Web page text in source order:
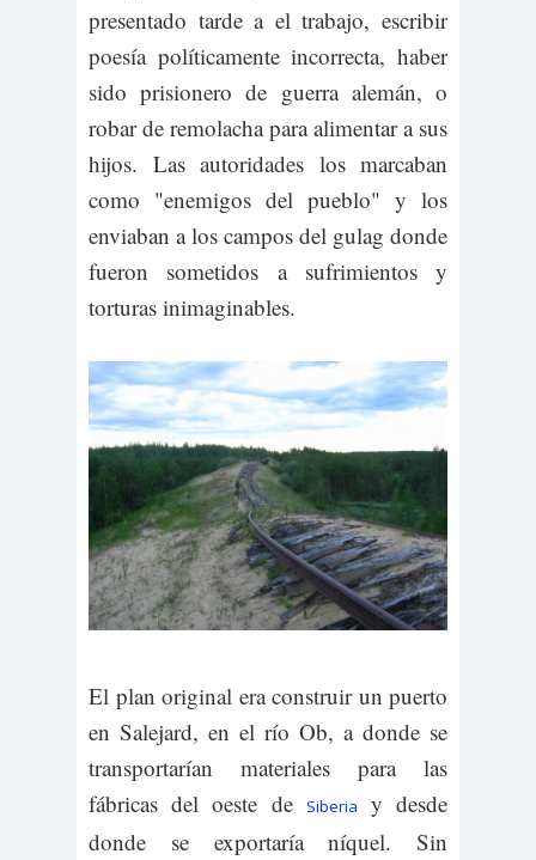
presentado tarde a el trabajo, escribir
poesía políticamente incorrecta, haber
sido prisionero de guerra alemán, o
robar de remolacha para alimentar a sus
hijos. Las autoridades los marcaban
como "enemigos del pueblo" y los
enviaban a los campos del gulag donde
fueron sometidos a sufrimientos y
torturas inimaginables.
El plan original era construir un puerto
en Salejard, en el río Ob, a donde se
transportarían materiales para las
fábricas del oeste de
Siberia
y desde
donde se exportaría níquel. Sin